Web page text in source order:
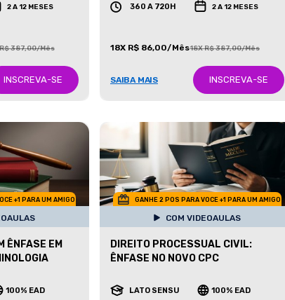
2 A 12 MESES
387,00/Mês
INSCREVA-SE
360 A 720H 2 A 12 MESES
18X R$ 86,00/Mês18X R$ 387,00/Mês
SAIBA MAIS INSCREVA-SE
+1 PARA UM AMIGO
ÊNFASE EM
100% EAD
GANHE 2 POS PARA VOCE +1 PARA UM AMIGO
COM VIDEOAULAS
DIREITO PROCESSUAL CIVIL:
ÊNFASE NO NOVO CPC
LATO SENSU 100% EAD